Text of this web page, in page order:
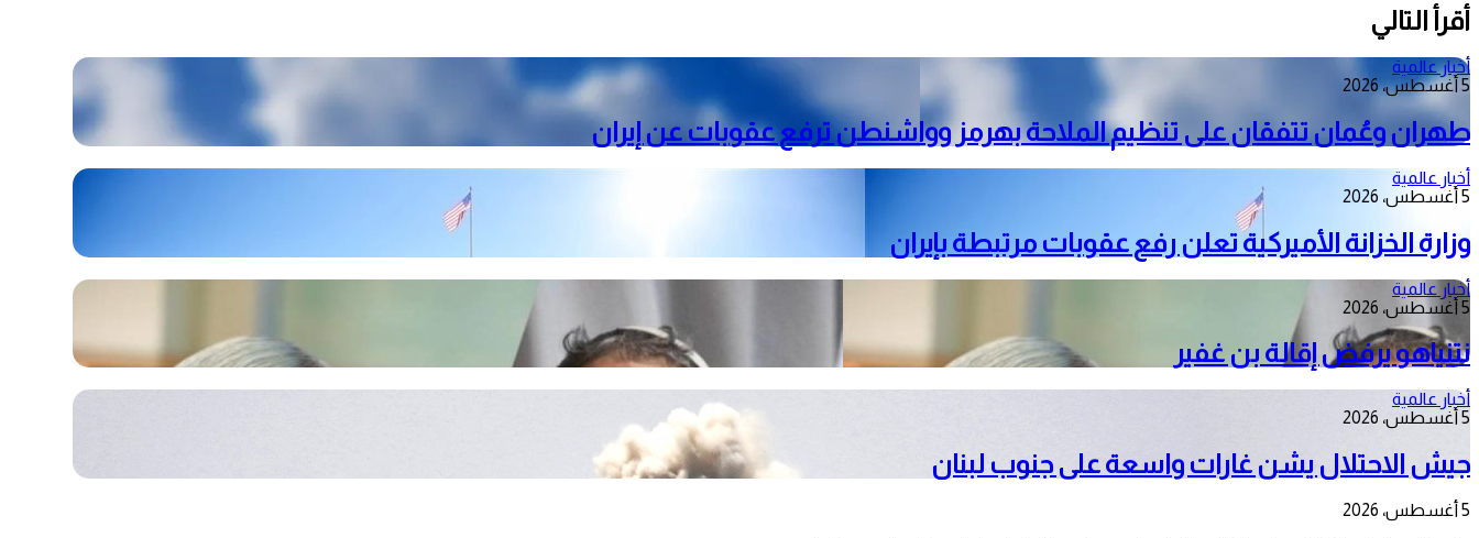
أقرأ التالي
أخبار عالمية
5 أغسطس، 2026
طهران وعُمان تتفقان على تنظيم الملاحة بهرمز وواشنطن ترفع عقوبات عن إيران
أخبار عالمية
5 أغسطس، 2026
وزارة الخزانة الأميركية تعلن رفع عقوبات مرتبطة بإيران
أخبار عالمية
5 أغسطس، 2026
نتنياهو يرفض إقالة بن غفير
أخبار عالمية
5 أغسطس، 2026
جيش الاحتلال يشن غارات واسعة على جنوب لبنان
5 أغسطس، 2026